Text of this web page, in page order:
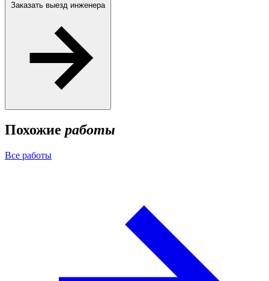
Заказать выезд инженера
Похожие работы
Все работы